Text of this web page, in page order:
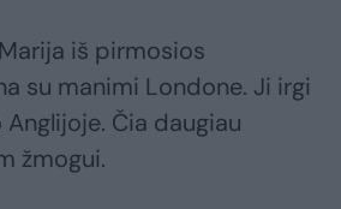
iš pirmosios
su manimi Londone. Ji irgi
Čia daugiau
žmogui.